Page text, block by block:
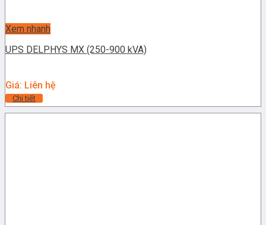
Xem nhanh
UPS DELPHYS MX (250-900 kVA)
Giá: Liên hệ
Chi tiết